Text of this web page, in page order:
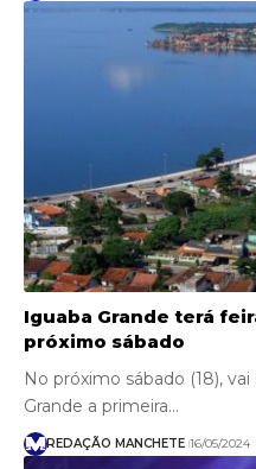
Iguaba Grande terá
próximo sábado
No próximo sábado (18),
Grande a primeira…
REDAÇÃO MANCHETE 16/05/2024